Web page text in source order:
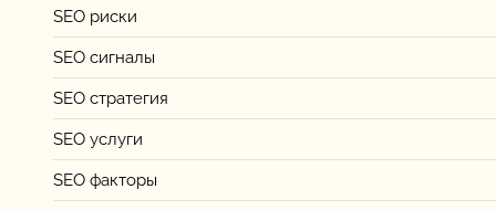
SEO риски
SEO сигналы
SEO стратегия
SEO услуги
SEO факторы